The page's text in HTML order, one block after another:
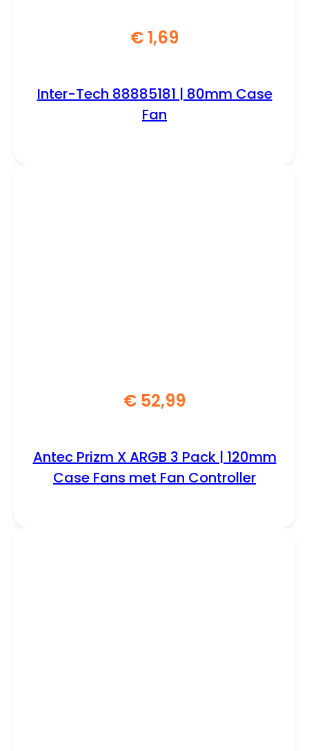
€1,69
Inter-Tech 88885181 | 80mm Case
Fan
€ 52,99
Antec Prizm X ARGB 3 Pack | 120mm
Case Fans met Fan Controller